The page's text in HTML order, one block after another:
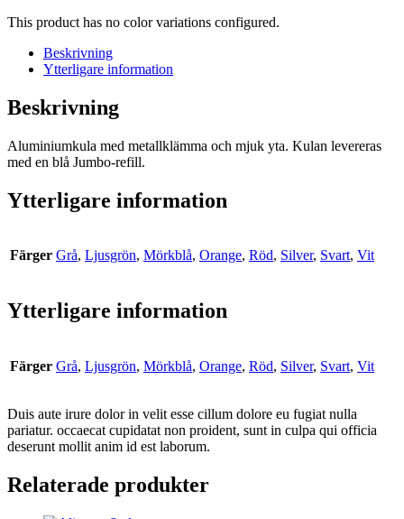
This product has no color variations configured.
Beskrivning
Ytterligare information
Beskrivning
Aluminiumkula med metallklämma och mjuk yta. Kulan levereras
med en blå Jumbo-refill.
Ytterligare information
Färger Grå, Ljusgrön, Mörkblå, Orange, Röd, Silver, Svart, Vit
Ytterligare information
Färger Grå, Ljusgrön, Mörkblå, Orange, Röd, Silver, Svart, Vit
Duis aute irure dolor in velit esse cillum dolore eu fugiat nulla
pariatur. occaecat cupidatat non proident, sunt in culpa qui officia
deserunt mollit anim id est laborum.
Relaterade produkter